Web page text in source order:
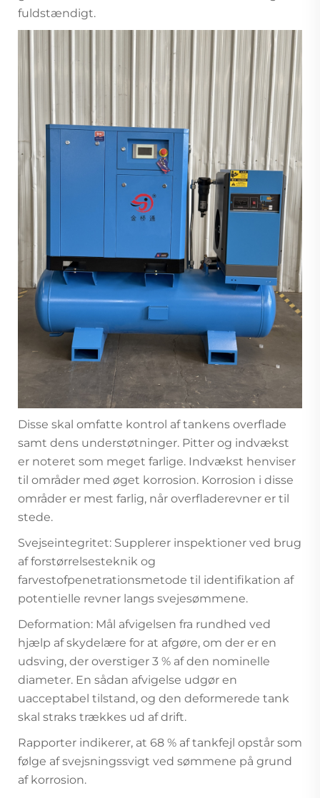
fuldstændigt.
Disse skal omfatte kontrol af tankens overflade
samt dens understøtninger. Pitter og indvækst
er noteret som meget farlige. Indvækst henviser
til områder med øget korrosion. Korrosion i disse
områder er mest farlig, når overfladerevner er til
stede.
Svejseintegritet: Supplerer inspektioner ved brug
af forstørrelsesteknik og
farvestofpenetrationsmetode til identifikation af
potentielle revner langs svejesømmene.
Deformation: Mål afvigelsen fra rundhed ved
hjælp af skydelære for at afgøre, om der er en
udsving, der overstiger 3 % af den nominelle
diameter. En sådan afvigelse udgør en
uacceptabel tilstand, og den deformerede tank
skal straks trækkes ud af drift.
Rapporter indikerer, at 68 % af tankfejl opstår som
følge af svejsningssvigt ved sømmene på grund
af korrosion.